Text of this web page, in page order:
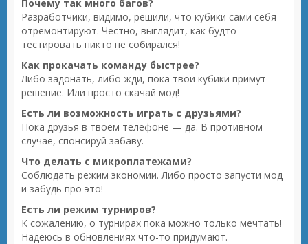
Почему так много багов?
Разработчики, видимо, решили, что кубики сами себя
отремонтируют. Честно, выглядит, как будто
тестировать никто не собирался!
Как прокачать команду быстрее?
Либо задонать, либо жди, пока твои кубики примут
решение. Или просто скачай мод!
Есть ли возможность играть с друзьями?
Пока друзья в твоем телефоне — да. В противном
случае, спонсируй забаву.
Что делать с микроплатежами?
Соблюдать режим экономии. Либо просто запусти мод
и забудь про это!
Есть ли режим турниров?
К сожалению, о турнирах пока можно только мечтать!
Надеюсь в обновлениях что-то придумают.